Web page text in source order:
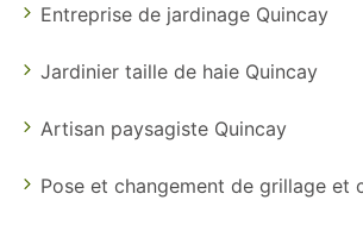
Entreprise de jardinage Quincay
Jardinier taille de haie Quincay
Artisan paysagiste Quincay
Pose et changement de grillage et